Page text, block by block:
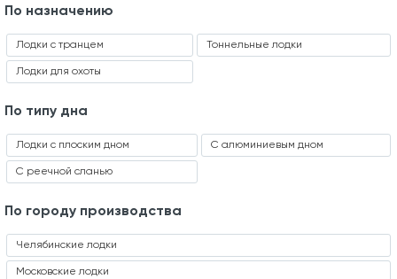
По назначению
Лодки с транцем
Лодки для охоты
Тоннельные лодки
По типу дна
Лодки с плоским дном
С реечной сланью
С алюминиевым дном
По городу производства
Челябинские лодки
Московские лодки